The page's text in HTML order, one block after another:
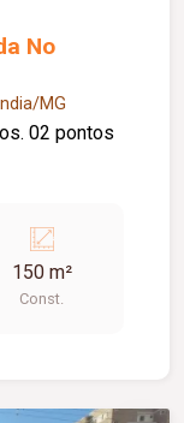
No
MG
150 m²
Const.